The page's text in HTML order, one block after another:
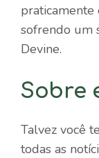
praticamente
sofrendo um
Devine.
Sobre
Talvez você
todas as